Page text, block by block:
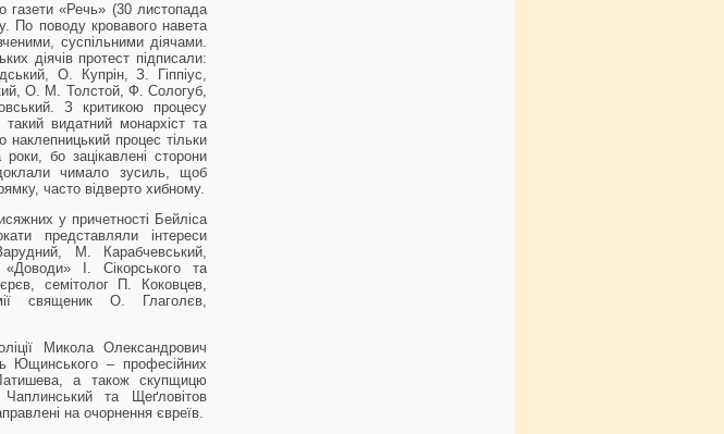
газети «Речь» (30 листопада
По поводу кровавого навета
суспільними діячами.
діячів протест підписали:
О. Купрін, З. Гіппіус,
О. М. Толстой, Ф. Сологуб,
З критикою процесу
такий видатний монархіст та
процес тільки
бо зацікавлені сторони
чимало зусиль, щоб
часто відверто хибному.
у причетності Бейліса
представляли інтереси
М. Карабчевський,
І. Сікорського та
семітолог П. Коковцев,
священик О. Глаголєв,
Микола Олександрович
Ющинського – професійних
Латишева, а також скупщицю
та Щеґловітов
на очорнення євреїв.